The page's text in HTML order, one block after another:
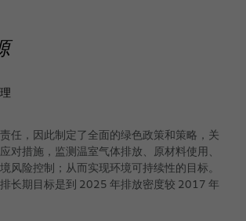
任，因此制定了全面的绿色政策和策略，关
对措施，监测温室气体排放、原材料使用、
风险控制；从而实现环境可持续性的目标。
长期目标是到 2025 年排放密度较 2017 年